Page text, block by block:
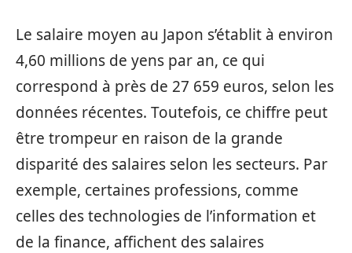
Le salaire moyen au Japon s’établit à environ
4,60 millions de yens par an, ce qui
correspond à près de 27 659 euros, selon les
données récentes. Toutefois, ce chiffre peut
être trompeur en raison de la grande
disparité des salaires selon les secteurs. Par
exemple, certaines professions, comme
celles des technologies de l’information et
de la finance, affichent des salaires